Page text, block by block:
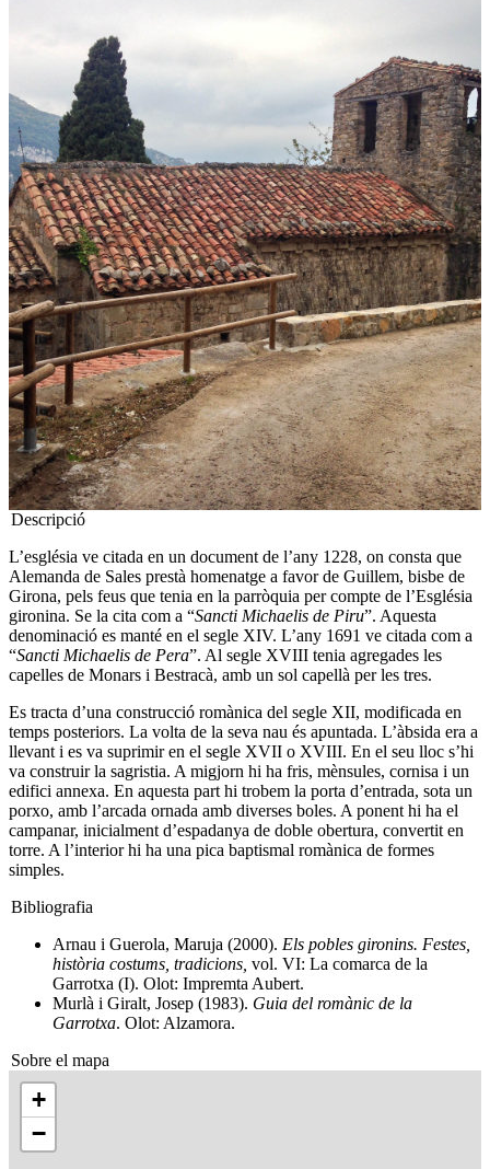
Descripció
L’església ve citada en un document de l’any 1228, on consta que
Alemanda de Sales prestà homenatge a favor de Guillem, bisbe de
Girona, pels feus que tenia en la parròquia per compte de l’Església
gironina. Se la cita com a “Sancti Michaelis de Piru”. Aquesta
denominació es manté en el segle XIV. L’any 1691 ve citada com a
“Sancti Michaelis de Pera”. Al segle XVIII tenia agregades les
capelles de Monars i Bestracà, amb un sol capellà per les tres.
Es tracta d’una construcció romànica del segle XII, modificada en
temps posteriors. La volta de la seva nau és apuntada. L’àbsida era a
llevant i es va suprimir en el segle XVII o XVIII. En el seu lloc s’hi
va construir la sagristia. A migjorn hi ha fris, mènsules, cornisa i un
edifici annexa. En aquesta part hi trobem la porta d’entrada, sota un
porxo, amb l’arcada ornada amb diverses boles. A ponent hi ha el
campanar, inicialment d’espadanya de doble obertura, convertit en
torre. A l’interior hi ha una pica baptismal romànica de formes
simples.
Bibliografia
Arnau i Guerola, Maruja (2000). Els pobles gironins. Festes,
història costums, tradicions, vol. VI: La comarca de la
Garrotxa (I). Olot: Impremta Aubert.
Murlà i Giralt, Josep (1983). Guia del romànic de la
Garrotxa. Olot: Alzamora.
Sobre el mapa
+
−